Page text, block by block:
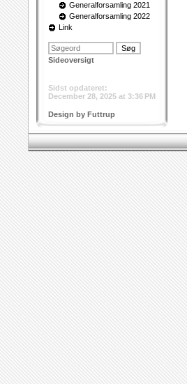
Generalforsamling 2021
Generalforsamling 2022
Link
Sideoversigt
Sidst opdateret:
December 28, 2025 at 3:36 PM
Design by Futtrup